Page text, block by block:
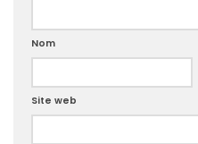
Nom
Site web